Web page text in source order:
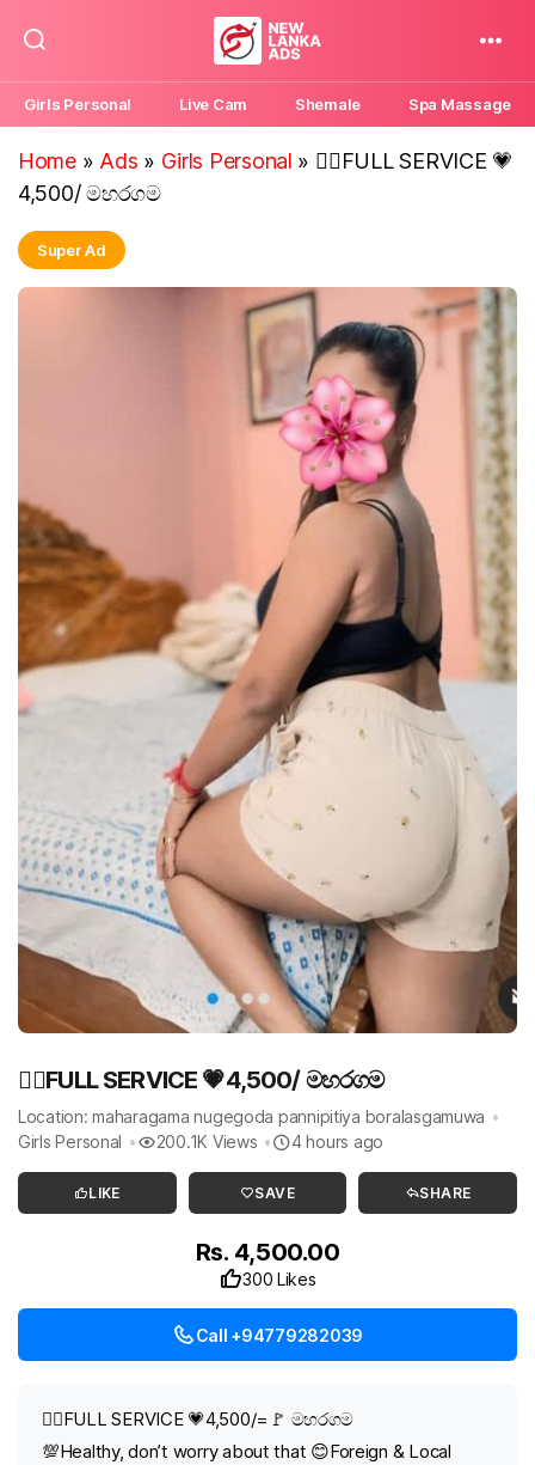
New
Lanka
Ads
Girls Personal Live Cam Shemale Spa Massage
Home» Ads » Girls Personal » ❤️‍🔥FULL SERVICE 💗
4,500/ මහරගම
Super Ad
❤️‍🔥FULL SERVICE 💗4,500/ මහරගම
Location: maharagama nugegoda pannipitiya boralasgamuwa
Girls Personal
200.1K Views 4 hours ago
LIKE SAVE SHARE
Rs. 4,500.00
300 Likes
Call +94779282039
❤️‍🔥FULL SERVICE 💗4,500/=🚩 මහරගම
💯Healthy, don’t worry about that 😊Foreign & Local